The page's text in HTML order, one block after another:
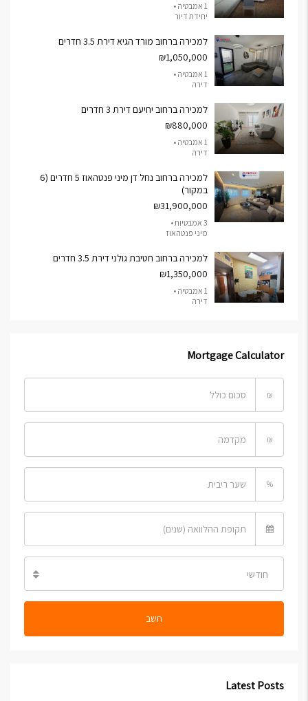
1 אמבטיה •
יחידת דיור
למכירה ברחוב מורד הגיא דירת 3.5 חדרים
₪1,050,000
1 אמבטיה •
דירה
למכירה ברחוב יחיעם דירת 3 חדרים
₪880,000
1 אמבטיה •
דירה
למכירה ברחוב נחל דן מיני פנטהאוז 5 חדרים (6
במקור)
₪31,900,000
3 אמבטיות •
מיני פנטהאוז
למכירה ברחוב חטיבת גולני דירת 3.5 חדרים
₪1,350,000
1 אמבטיה •
דירה
Mortgage Calculator
₪
₪
%
חודשי
חשב
Latest Posts